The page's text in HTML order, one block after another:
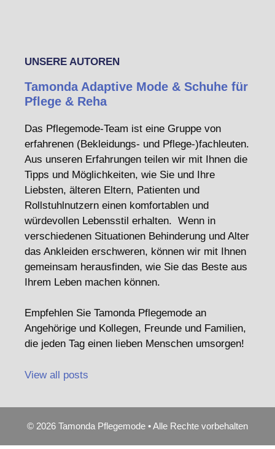
UNSERE AUTOREN
Tamonda Adaptive Mode & Schuhe für
Pflege & Reha
Das Pflegemode-Team ist eine Gruppe von
erfahrenen (Bekleidungs- und Pflege-)fachleuten.
Aus unseren Erfahrungen teilen wir mit Ihnen die
Tipps und Möglichkeiten, wie Sie und Ihre
Liebsten, älteren Eltern, Patienten und
Rollstuhlnutzern einen komfortablen und
würdevollen Lebensstil erhalten. Wenn in
verschiedenen Situationen Behinderung und Alter
das Ankleiden erschweren, können wir mit Ihnen
gemeinsam herausfinden, wie Sie das Beste aus
Ihrem Leben machen können.
Empfehlen Sie Tamonda Pflegemode an
Angehörige und Kollegen, Freunde und Familien,
die jeden Tag einen lieben Menschen umsorgen!
View all posts
© 2026 Tamonda Pflegemode • Alle Rechte vorbehalten